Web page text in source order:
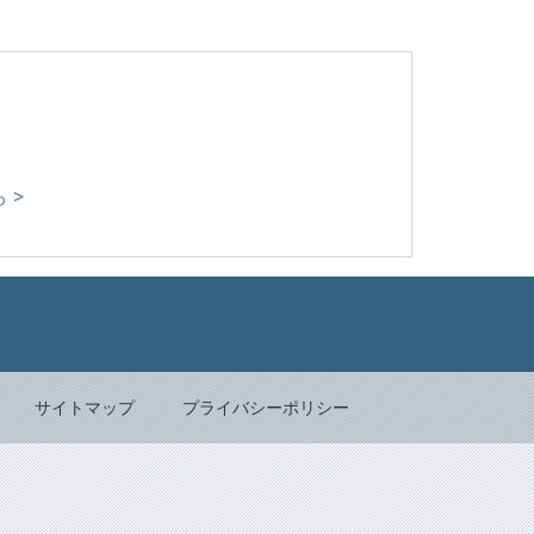
>
サイトマップ プライバシーポリシー
Back to top